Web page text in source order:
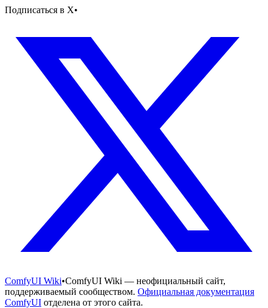
Подписаться в X•
ComfyUI Wiki•ComfyUI Wiki — неофициальный сайт,
поддерживаемый сообществом. Официальная документация
ComfyUI отделена от этого сайта.